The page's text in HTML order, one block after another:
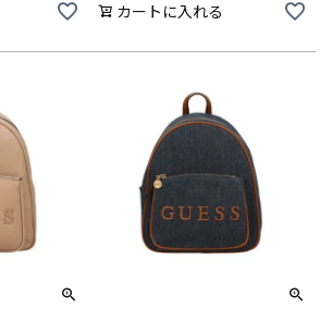
カートに入れる